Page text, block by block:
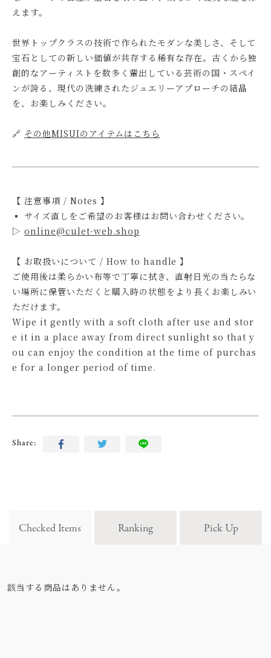
えます。
世界トップクラスの技術で作られたモダンな美しさ、そして
宝石としての新しい価値が共存する稀有な存在。古くから独
創的なアーティストを数多く輩出している芸術の国・スペイ
ンが誇る、現代の洗練されたジュエリーアプローチの結晶
を、お楽しみください。
🔗 その他MISUIのアイテムはこちら
【 注意事項 / Notes 】
▪ サイズ直しをご希望のお客様はお問い合わせください。
▷ online@culet-web.shop
【 お取扱いについて / How to handle 】
ご使用後は柔らかい布等で丁寧に拭き、直射日光の当たらな
い場所に保管いただくと購入時の状態をより長くお楽しみい
ただけます。
Wipe it gently with a soft cloth after use and stor
e it in a place away from direct sunlight so that y
ou can enjoy the condition at the time of purchas
e for a longer period of time.
Share:
Checked Items Ranking Pick Up
該当する商品はありません。